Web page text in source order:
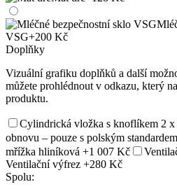
VSG+200 Kč
Doplňky
Vizuální grafiku doplňků a další
můžete prohlédnout v odkazu, který
produktu.
Cylindrická vložka s knoflíkem 2 x
obnovu – pouze s polským standardem
mřížka hliníková +1 007 Kč
Ventilační výfrez +280 Kč
Spolu: